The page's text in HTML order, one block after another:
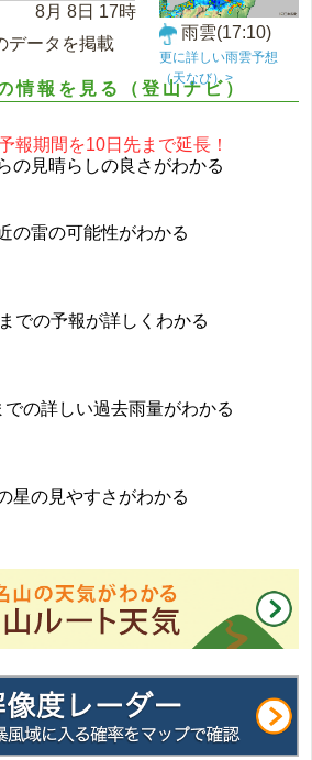
8月 8日 17時
データを掲載
雨雲(17:10)
更に詳しい雨雲予想
（天なび）>
情報を見る（登山ナビ）
報期間を10日先まで延長！
の見晴らしの良さがわかる
の雷の可能性がわかる
での予報が詳しくわかる
での詳しい過去雨量がわかる
星の見やすさがわかる